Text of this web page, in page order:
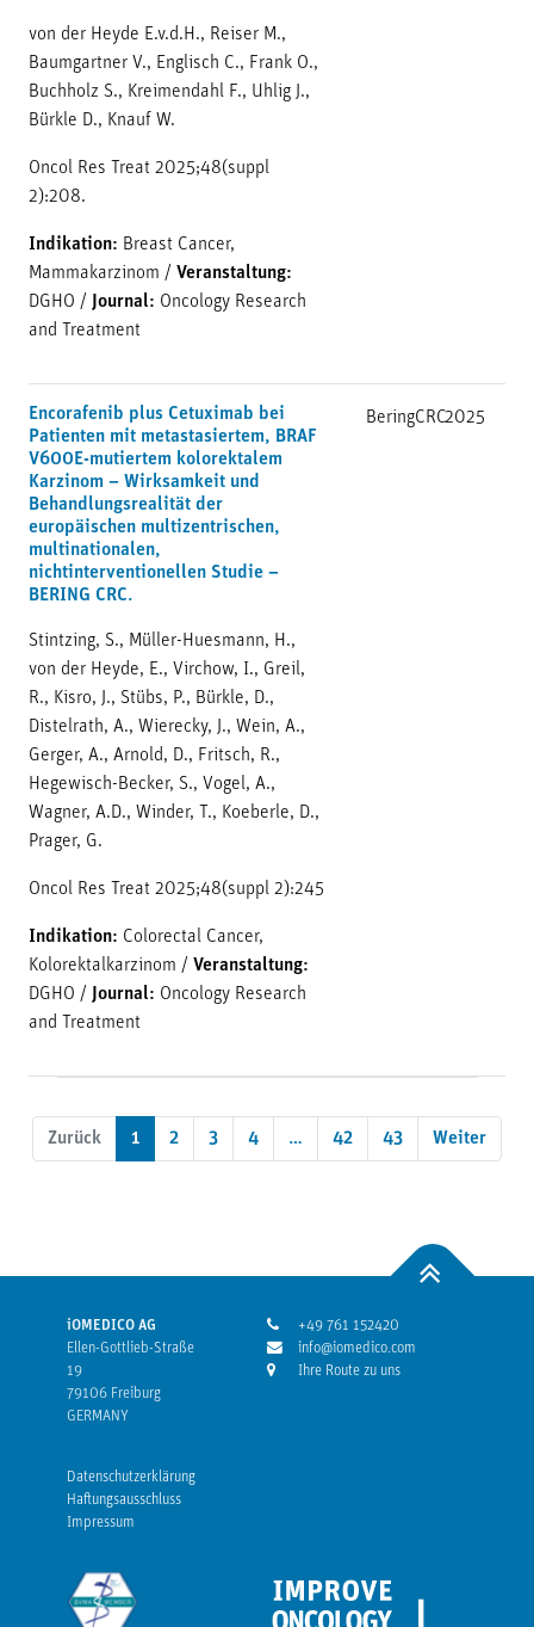
von der Heyde E.v.d.H., Reiser M.,
Baumgartner V., Englisch C., Frank O.,
Buchholz S., Kreimendahl F., Uhlig J.,
Bürkle D., Knauf W.
Oncol Res Treat 2025;48(suppl
2):208.
Indikation: Breast Cancer,
Mammakarzinom / Veranstaltung:
DGHO / Journal: Oncology Research
and Treatment
Encorafenib plus Cetuximab bei
Patienten mit metastasiertem, BRAF
V600E-mutiertem kolorektalem
Karzinom – Wirksamkeit und
Behandlungsrealität der
europäischen multizentrischen,
multinationalen,
nichtinterventionellen Studie –
BERING CRC.
Stintzing, S., Müller-Huesmann, H.,
von der Heyde, E., Virchow, I., Greil,
R., Kisro, J., Stübs, P., Bürkle, D.,
Distelrath, A., Wierecky, J., Wein, A.,
Gerger, A., Arnold, D., Fritsch, R.,
Hegewisch-Becker, S., Vogel, A.,
Wagner, A.D., Winder, T., Koeberle, D.,
Prager, G.
Oncol Res Treat 2025;48(suppl 2):245
Indikation: Colorectal Cancer,
Kolorektalkarzinom / Veranstaltung:
DGHO / Journal: Oncology Research
and Treatment
BeringCRC2025
Zurück 1 2 3 4 … 42 43 Weiter
iOMEDICO AG
Ellen-Gottlieb-Straße
19
79106 Freiburg
GERMANY
+49 761 152420
info@iomedico.com
Ihre Route zu uns
Datenschutzerklärung
Haftungsausschluss
Impressum